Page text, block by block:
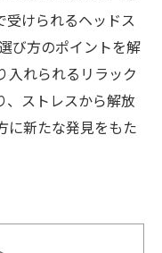
受けられるヘッドス
び方のポイントを解
入れられるリラック
、ストレスから解放
に新たな発見をもた